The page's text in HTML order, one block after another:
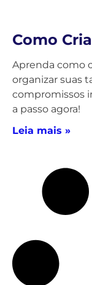
Como
Aprenda como
organizar suas
compromissos
a passo agora!
Leia mais »